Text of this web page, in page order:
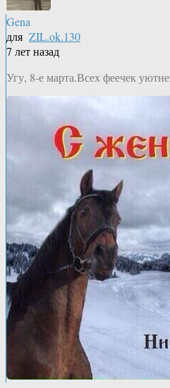
Gena
для ZIL.ok.130
7 лет назад
Угу, 8-е марта.Всех феечек